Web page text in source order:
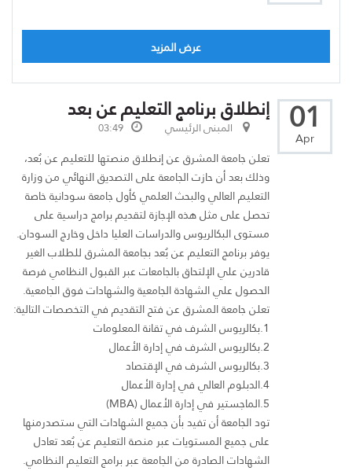
عرض المزيد
01
Apr
إنطلاق برنامج التعليم عن بعد
المبنى الرئيسي 03:49
تعلن جامعة المشرق عن إنطلاق منصتها للتعليم عن بُعد،
وذلك بعد أن حازت الجامعة على التصديق النهائي من وزارة
التعليم العالي والبحث العلمي كأول جامعة سودانية خاصة
تحصل على مثل هذه الإجازة لتقديم برامج دراسية على
مستوى البكالريوس والدراسات العليا داخل وخارج السودان.
يوفر برنامج التعليم عن بُعد بجامعة المشرق للطلاب الغير
قادرين علي الإلتحاق بالجامعات عبر القبول النظامي فرصة
الحصول علي الشهادة الجامعية والشهادات فوق الجامعية.
تعلن جامعة المشرق عن فتح التقديم في التخصصات التالية:
1.بكالريوس الشرف في تقانة المعلومات
2.بكالريوس الشرف في إدارة الأعمال
3.بكالريوس الشرف في الإقتصاد
4.الدبلوم العالي في إدارة الأعمال
5.الماجستير في إدارة الأعمال (MBA)
تود الجامعة أن تفيد بأن جميع الشهادات التي ستصدرمنها
على جميع المستويات عبر منصة التعليم عن بُعد تعادل
الشهادات الصادرة من الجامعة عبر برامج التعليم النظامي.